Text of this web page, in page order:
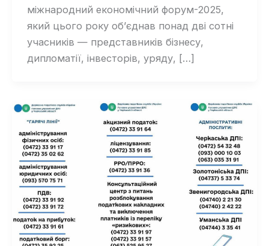
міжнародний економічний форум-2025,
який цього року об’єднав понад дві сотні
учасників — представників бізнесу,
дипломатії, інвесторів, уряду, […]